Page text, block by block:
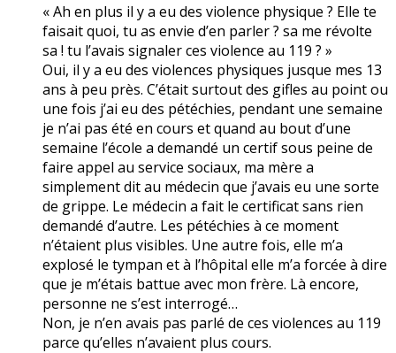
« Ah en plus il y a eu des violence physique ? Elle te
faisait quoi, tu as envie d’en parler ? sa me révolte
sa ! tu l’avais signaler ces violence au 119 ? »
Oui, il y a eu des violences physiques jusque mes 13
ans à peu près. C’était surtout des gifles au point ou
une fois j’ai eu des pétéchies, pendant une semaine
je n’ai pas été en cours et quand au bout d’une
semaine l’école a demandé un certif sous peine de
faire appel au service sociaux, ma mère a
simplement dit au médecin que j’avais eu une sorte
de grippe. Le médecin a fait le certificat sans rien
demandé d’autre. Les pétéchies à ce moment
n’étaient plus visibles. Une autre fois, elle m’a
explosé le tympan et à l’hôpital elle m’a forcée à dire
que je m’étais battue avec mon frère. Là encore,
personne ne s’est interrogé…
Non, je n’en avais pas parlé de ces violences au 119
parce qu’elles n’avaient plus cours.